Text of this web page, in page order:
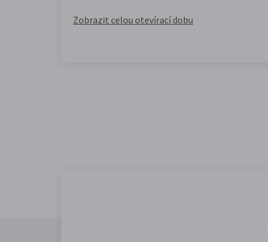
Zobrazit celou otevírací dobu